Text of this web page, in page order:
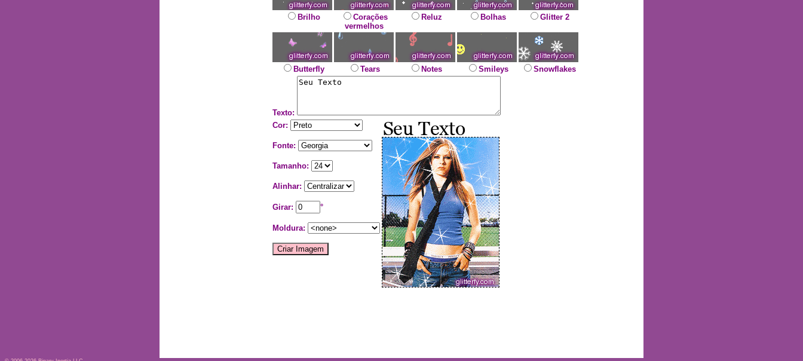
Brilho
Corações
vermelhos
Reluz Bolhas Glitter 2
Butterfly Tears Notes Smileys Snowflakes
Texto:
Cor:
Fonte:
Tamanho:
Alinhar:
Girar: °
Moldura: